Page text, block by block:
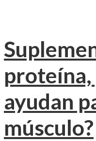
proteína,
ayudan
músculo?